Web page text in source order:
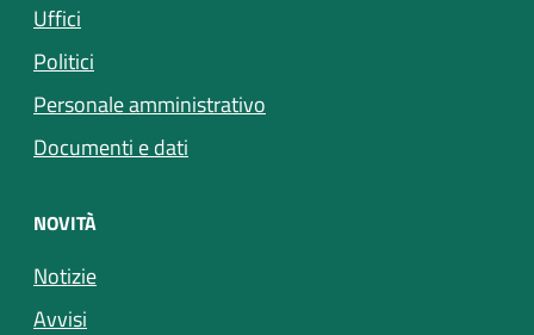
Uffici
Politici
Personale amministrativo
Documenti e dati
NOVITÀ
Notizie
Avvisi